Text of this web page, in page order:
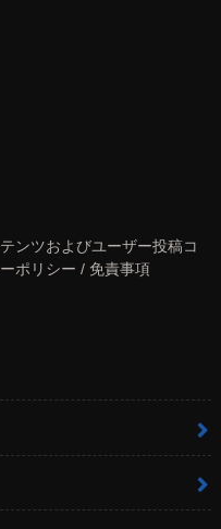
ンツおよびユーザー投稿コ
ポリシー / 免責事項